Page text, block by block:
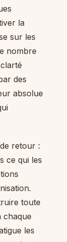
la
sur les
nombre
des
absolue
retour :
ce qui les
toute
chaque
les